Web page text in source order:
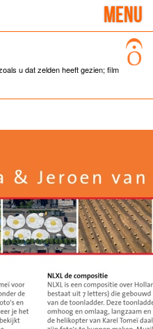
MENU
u dat zelden heeft gezien; film